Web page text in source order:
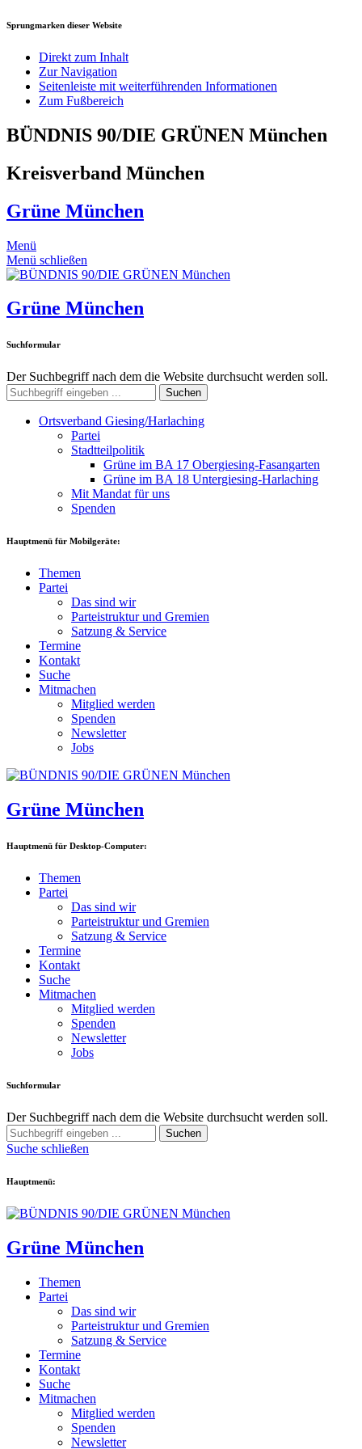
Sprungmarken dieser Website
Direkt zum Inhalt
Zur Navigation
Seitenleiste mit weiterführenden Informationen
Zum Fußbereich
BÜNDNIS 90/DIE GRÜNEN München
Kreisverband München
Grüne München
Menü
Menü schließen
Grüne München
Suchformular
Der Suchbegriff nach dem die Website durchsucht werden soll.
Suchen
Ortsverband Giesing/Harlaching
Partei
Stadtteilpolitik
Grüne im BA 17 Obergiesing-Fasangarten
Grüne im BA 18 Untergiesing-Harlaching
Mit Mandat für uns
Spenden
Hauptmenü für Mobilgeräte:
Themen
Partei
Das sind wir
Parteistruktur und Gremien
Satzung & Service
Termine
Kontakt
Suche
Mitmachen
Mitglied werden
Spenden
Newsletter
Jobs
Grüne München
Hauptmenü für Desktop-Computer:
Themen
Partei
Das sind wir
Parteistruktur und Gremien
Satzung & Service
Termine
Kontakt
Suche
Mitmachen
Mitglied werden
Spenden
Newsletter
Jobs
Suchformular
Der Suchbegriff nach dem die Website durchsucht werden soll.
Suchen
Suche schließen
Hauptmenü:
Grüne München
Themen
Partei
Das sind wir
Parteistruktur und Gremien
Satzung & Service
Termine
Kontakt
Suche
Mitmachen
Mitglied werden
Spenden
Newsletter